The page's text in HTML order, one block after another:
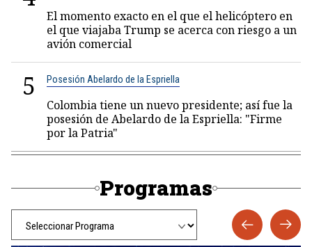
El momento exacto en el que el helicóptero en
el que viajaba Trump se acerca con riesgo a un
avión comercial
5 Posesión Abelardo de la Espriella
Colombia tiene un nuevo presidente; así fue la
posesión de Abelardo de la Espriella: "Firme
por la Patria"
Programas